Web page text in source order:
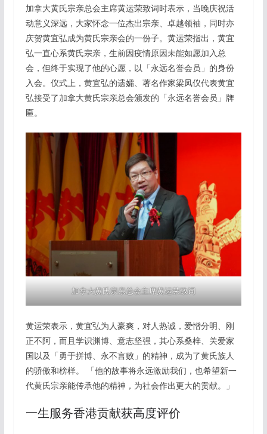
加拿大黄氏宗亲总会主席黄运荣致词时表示，当晚庆祝活
动意义深远，大家怀念一位杰出宗亲、卓越领袖，同时亦
庆贺黄宜弘成为黄氏宗亲会的一份子。黄运荣指出，黄宜
弘一直心系黄氏宗亲，生前因疫情原因未能如愿加入总
会，但终于实现了他的心愿，以「永远名誉会员」的身份
入会。仪式上，黄宜弘的遗孀、著名作家梁凤仪代表黄宜
弘接受了加拿大黄氏宗亲总会颁发的「永远名誉会员」牌
匾。
加拿大黄氏宗亲总会主席黄运荣致词
黄运荣表示，黄宜弘为人豪爽，对人热诚，爱憎分明、刚
正不阿，而且学识渊博、意志坚强，其心系桑梓、关爱家
国以及「勇于拼博、永不言败」的精神，成为了黄氏族人
的骄傲和榜样。 「他的故事将永远激励我们，也希望新一
代黄氏宗亲能传承他的精神，为社会作出更大的贡献。」
一生服务香港贡献获高度评价